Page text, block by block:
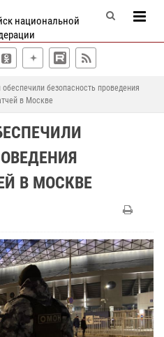
национальной
обеспечили безопасность проведения
в Москве
В МОСКВЕ